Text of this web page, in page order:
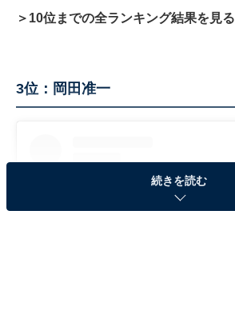
＞10位までの全ランキング結果を見る
3位：岡田准一
続きを読む